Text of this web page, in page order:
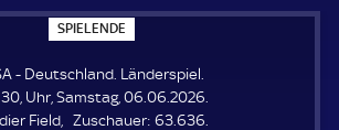
SPIELENDE
P
E
L
E
N
- Deutschland. Länderspiel.
Uhr, Samstag, 06.06.2026.
Field
Zuschauer: Z
63.636.